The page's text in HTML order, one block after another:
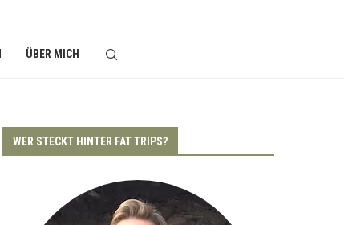
ÜBER MICH
WER STECKT HINTER FAT TRIPS?